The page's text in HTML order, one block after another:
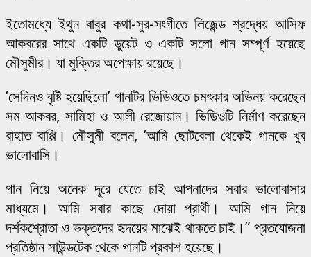
ইতোমধ্যে ইথুন বাবুর কথা-সুর-সংগীতে লিজেন্ড শ্রদ্ধেয় আসিফ
আকবরের সাথে একটি ডুয়েট ও একটি সলো গান সম্পূর্ণ হয়েছে
মৌসুমীর। যা মুক্তির অপেক্ষায় রয়েছে।
‘সেদিনও বৃষ্টি হয়েছিলো’ গানটির ভিডিওতে চমৎকার অভিনয় করেছেন
সম আকবর, সামিহা ও আলী রেজোয়ান। ভিডিওটি নির্মাণ করেছেন
রাহাত বাপ্পি। মৌসুমী বলেন, ‘আমি ছোটবেলা থেকেই গানকে খুব
ভালোবাসি।
গান নিয়ে অনেক দূরে যেতে চাই আপনাদের সবার ভালোবাসার
মাধ্যমে। আমি সবার কাছে দোয়া প্রার্থী। আমি গান নিয়ে
দর্শকশ্রোতা ও ভক্তদের হৃদয়ের মাঝেই থাকতে চাই।” প্রতযোজনা
প্রতিষ্ঠান সাউন্ডটেক থেকে গানটি প্রকাশ হয়েছে।